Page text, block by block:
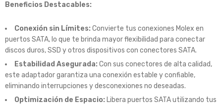
Beneficios Destacables:
Conexión sin Límites: Convierte tus conexiones Molex en
puertos SATA, lo que te brinda mayor flexibilidad para conectar
discos duros, SSD y otros dispositivos con conectores SATA.
Estabilidad Asegurada: Con sus conectores de alta calidad,
este adaptador garantiza una conexión estable y confiable,
eliminando interrupciones y desconexiones no deseadas.
Optimización de Espacio: Libera puertos SATA utilizando tus